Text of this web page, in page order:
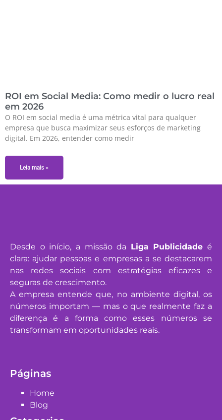
ROI em Social Media: Como medir o lucro real
em 2026
O ROI em social media é uma métrica vital para qualquer
empresa que busca maximizar seus esforços de marketing
digital. Em 2026, entender como medir
Leia mais »
Desde o início, a missão da Liga Publicidade é
clara: ajudar pessoas e empresas a se destacarem
nas redes sociais com estratégias eficazes e
seguras de crescimento.
A empresa entende que, no ambiente digital, os
números importam — mas o que realmente faz a
diferença é a forma como esses números se
transformam em oportunidades reais.
Páginas
Home
Blog